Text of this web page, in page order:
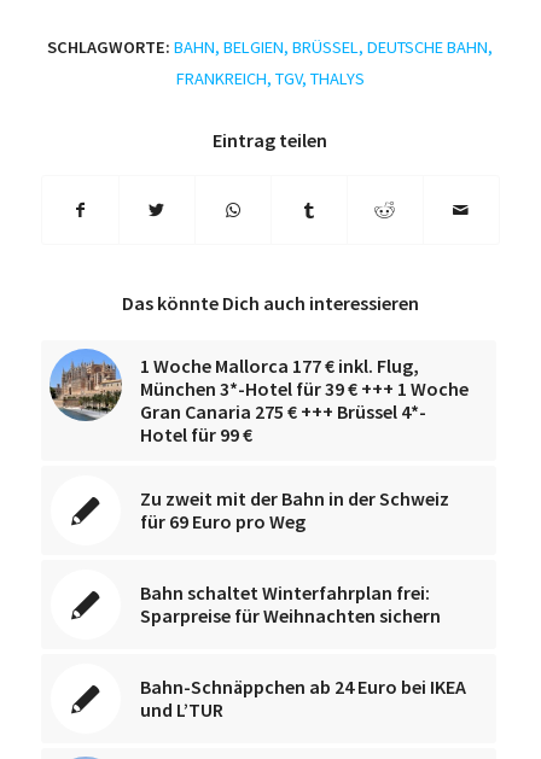
SCHLAGWORTE: BAHN,BELGIEN,BRÜSSEL,DEUTSCHE BAHN,
FRANKREICH, TGV, THALYS
Eintrag teilen
Das könnte Dich auch interessieren
1 Woche Mallorca 177 € inkl. Flug,
München 3*-Hotel für 39 € +++ 1 Woche
Gran Canaria 275 € +++ Brüssel 4*-
Hotel für 99 €
Zu zweit mit der Bahn in der Schweiz
für 69 Euro pro Weg
Bahn schaltet Winterfahrplan frei:
Sparpreise für Weihnachten sichern
Bahn-Schnäppchen ab 24 Euro bei IKEA
und L’TUR